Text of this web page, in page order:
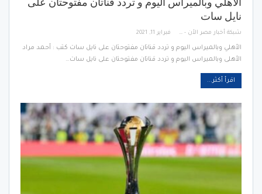
نايل سات
شبكة أخبار مصر الأن - Egypt News Network Now فبراير 11, 2021
الأهلي وبالميراس اليوم و تردد قناتان مفتوحتان على نايل سات كتب : أحمد مراد
الأهلى وبالميراس اليوم و تردد قناتان مفتوحتان على نايل سات…
اقرأ أكثر...